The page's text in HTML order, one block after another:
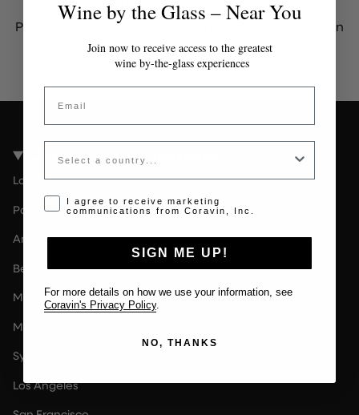
Por favor contacta al administrador para obtener un
token válido.
Coravin Guide Locations
London
Paris
Amsterdam
Berlin
Milan
Melbourne
Sydney
Los Angeles
Wine by the Glass – Near You
Join now to receive access to the greatest
wine by-the-glass experiences
Email
Country
Opt-in disclaimer
I agree to receive marketing
communications from Coravin, Inc.
SIGN ME UP!
For more details on how we use your information, see
Coravin's Privacy Policy
NO, THANKS